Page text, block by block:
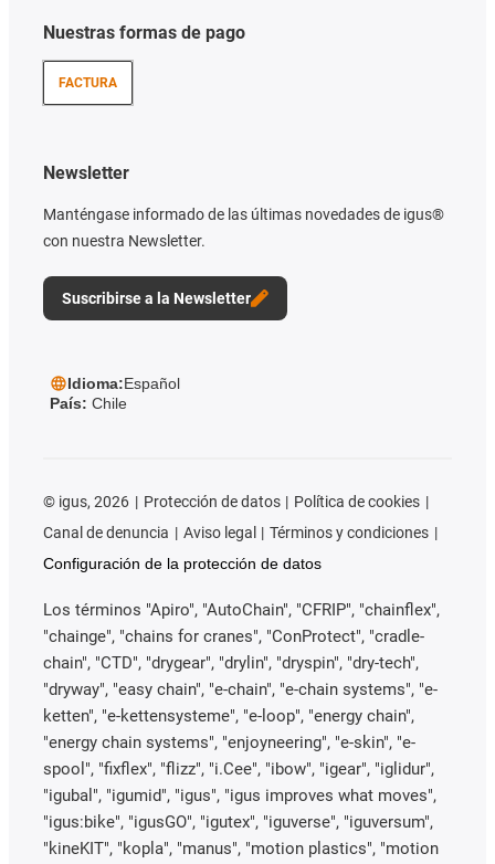
Nuestras formas de pago
FACTURA
Newsletter
Manténgase informado de las últimas novedades de igus®
con nuestra Newsletter.
Suscribirse a la Newsletter
Idioma:Español
País: Chile
© igus, 2026 Protección de datos
Política de cookies
Canal de denuncia
Aviso legal
Términos y condiciones
Configuración de la protección de datos
Los términos "Apiro", "AutoChain", "CFRIP", "chainflex",
"chainge", "chains for cranes", "ConProtect", "cradle-
chain", "CTD", "drygear", "drylin", "dryspin", "dry-tech",
"dryway", "easy chain", "e-chain", "e-chain systems", "e-
ketten", "e-kettensysteme", "e-loop", "energy chain",
"energy chain systems", "enjoyneering", "e-skin", "e-
spool", "fixflex", "flizz", "i.Cee", "ibow", "igear", "iglidur",
"igubal", "igumid", "igus", "igus improves what moves",
"igus:bike", "igusGO", "igutex", "iguverse", "iguversum",
"kineKIT", "kopla", "manus", "motion plastics", "motion